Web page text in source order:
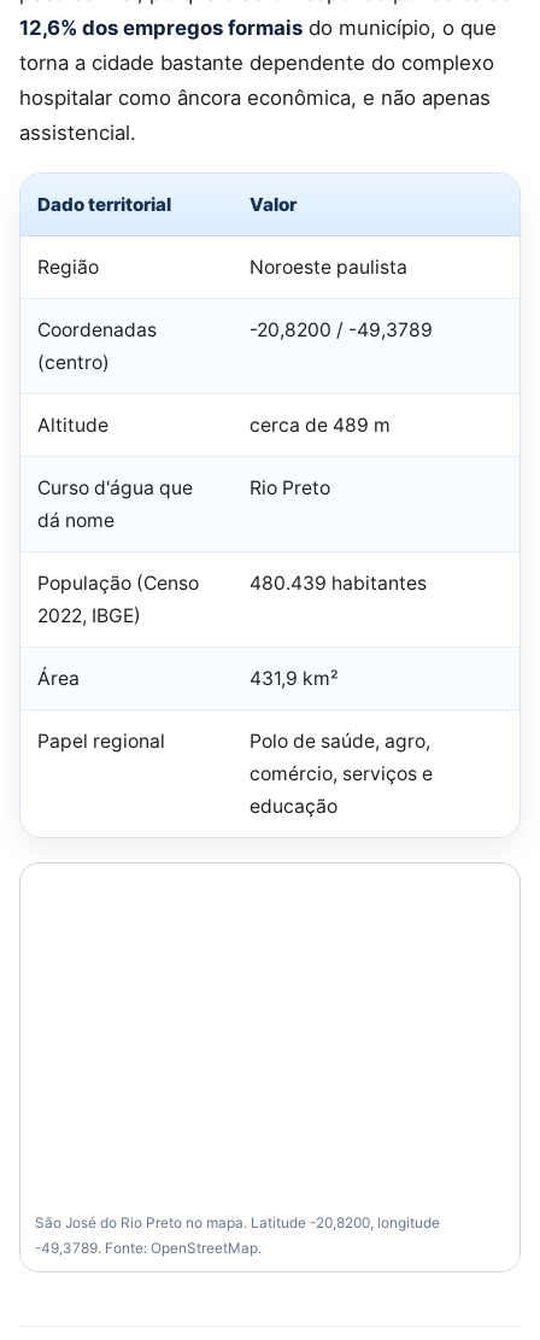
12,6% dos empregos formais do município, o que
torna a cidade bastante dependente do complexo
hospitalar como âncora econômica, e não apenas
assistencial.
Dado territorial Valor
Região Noroeste paulista
Coordenadas
(centro)
-20,8200 / -49,3789
Altitude cerca de 489 m
Curso d'água que
dá nome
Rio Preto
População (Censo
2022, IBGE)
480.439 habitantes
Área 431,9 km²
Papel regional
Polo de saúde, agro,
comércio, serviços e
educação
São José do Rio Preto no mapa. Latitude -20,8200, longitude
-49,3789. Fonte: OpenStreetMap.